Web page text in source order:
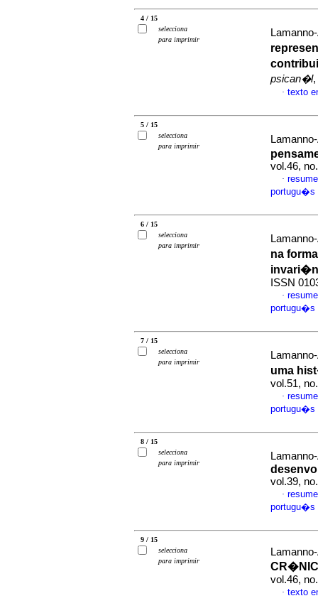
4 / 15
selecciona
para imprimir
psican�l,
· texto
5 / 15
selecciona
para imprimir
vol.46,
·
portugu�s
6 / 15
selecciona
para imprimir
na
ISSN
·
portugu�s
7 / 15
selecciona
para imprimir
uma
vol.51,
·
portugu�s
8 / 15
selecciona
para imprimir
vol.39,
·
portugu�s
9 / 15
selecciona
para imprimir
vol.46,
· texto